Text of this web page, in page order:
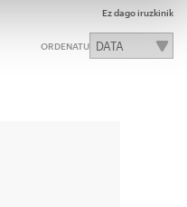
Ez dago iruzkinik
ORDENATU